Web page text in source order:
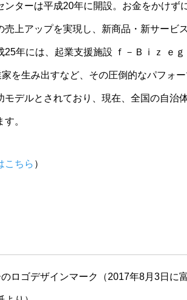
ンターは平成20年に開設。お金をかけず
売上アップを実現し、新商品・新サービ
25年には、起業支援施設 ｆ－Ｂｉｚ ｅ
を生み出すなど、その圧倒的なパフォ
モデルとされており、現在、全国の自治
。
こちら ）
ロゴデザインマーク（2017年8月3日に